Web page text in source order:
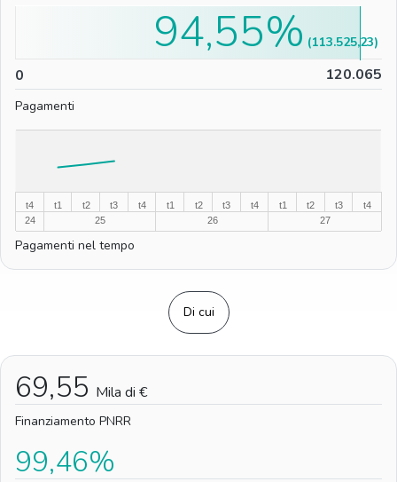
0 120.065
94,55% (113.525,23)
Pagamenti
t4
24
t1
25
t2 t3 t4
t1
26
t2 t3 t4
t1
27
t2 t3 t4
Pagamenti nel tempo
Di cui
69,55 Mila di €
Finanziamento PNRR
99,46%